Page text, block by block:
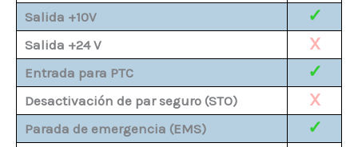
Salida +10V ✓
Salida +24 V X
Entrada para PTC ✓
Desactivación de par seguro (STO) X
Parada de emergencia (EMS)
✓